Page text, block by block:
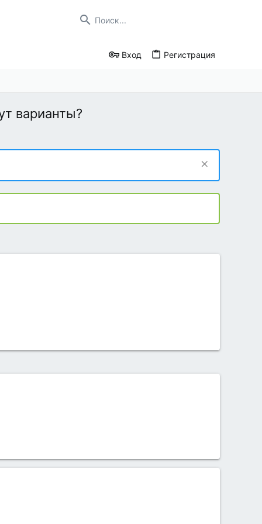
Вход Регистрация
варианты?